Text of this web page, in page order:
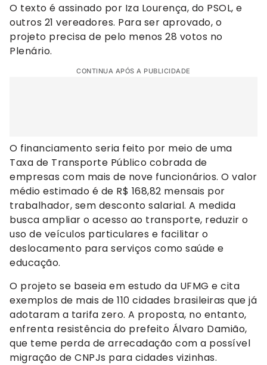
O texto é assinado por Iza Lourença, do PSOL, e
outros 21 vereadores. Para ser aprovado, o
projeto precisa de pelo menos 28 votos no
Plenário.
CONTINUA APÓS A PUBLICIDADE
O financiamento seria feito por meio de uma
Taxa de Transporte Público cobrada de
empresas com mais de nove funcionários. O valor
médio estimado é de R$ 168,82 mensais por
trabalhador, sem desconto salarial. A medida
busca ampliar o acesso ao transporte, reduzir o
uso de veículos particulares e facilitar o
deslocamento para serviços como saúde e
educação.
O projeto se baseia em estudo da UFMG e cita
exemplos de mais de 110 cidades brasileiras que já
adotaram a tarifa zero. A proposta, no entanto,
enfrenta resistência do prefeito Álvaro Damião,
que teme perda de arrecadação com a possível
migração de CNPJs para cidades vizinhas.